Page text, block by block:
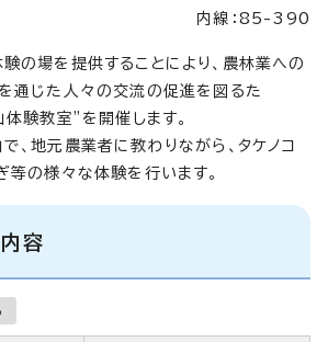
内線：85-390
の場を提供することにより、農林業への
通じた人々の交流の促進を図るた
験教室”を開催します。
、地元農業者に教わりながら、タケノコ
等の様々な体験を行います。
容